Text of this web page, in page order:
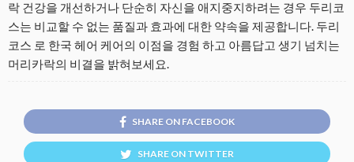
락 건강을 개선하거나 단순히 자신을 애지중지하려는 경우 두리코
스는 비교할 수 없는 품질과 효과에 대한 약속을 제공합니다. 두리
코스 로 한국 헤어 케어의 이점을 경험 하고 아름답고 생기 넘치는
머리카락의 비결을 밝혀보세요.
SHARE ON FACEBOOK
SHARE ON TWITTER